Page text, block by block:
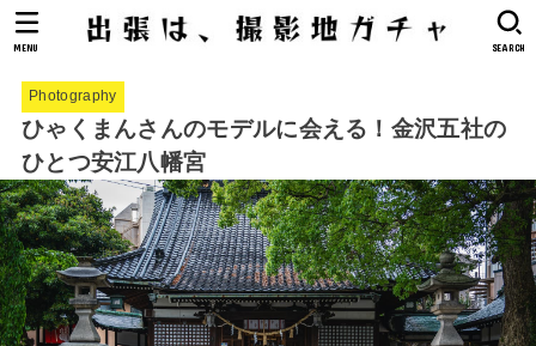
SEARCH
MENU
Photography
ひゃくまんさんのモデルに会える！金沢五社の
ひとつ安江八幡宮